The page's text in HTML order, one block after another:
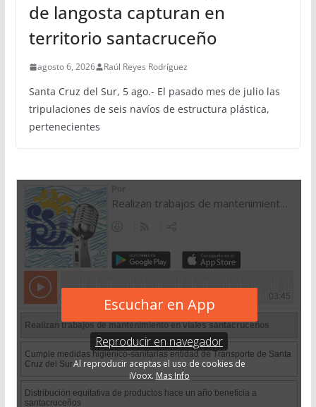
de langosta capturan en
territorio santacruceño
agosto 6, 2026 Raúl Reyes Rodríguez
Santa Cruz del Sur, 5 ago.- El pasado mes de julio las
tripulaciones de seis navíos de estructura plástica,
pertenecientes